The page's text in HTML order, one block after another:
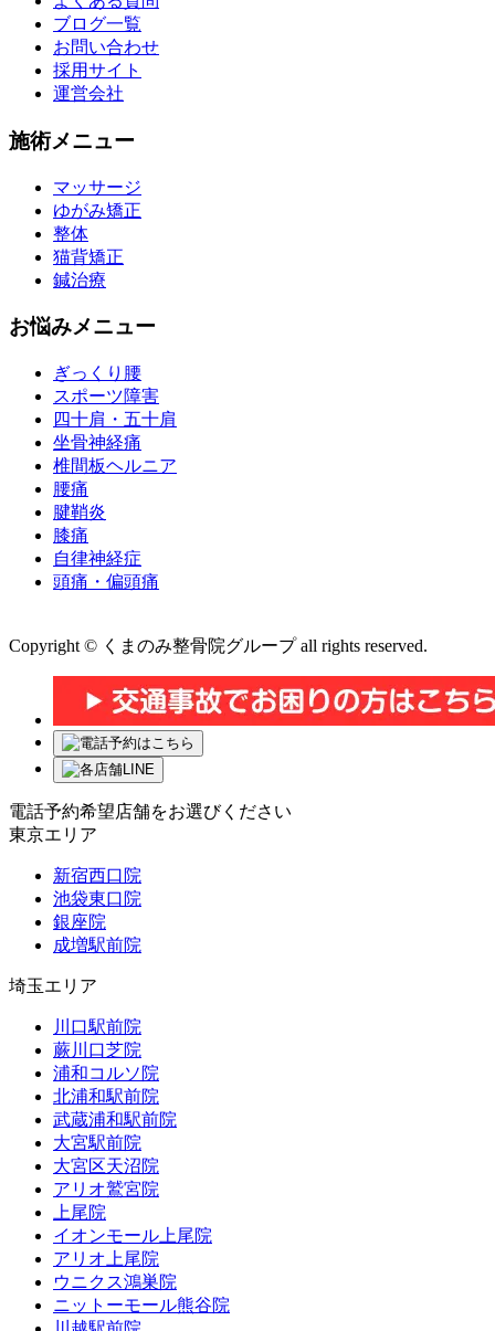
ブログ一覧
お問い合わせ
採用サイト
運営会社
施術メニュー
マッサージ
ゆがみ矯正
整体
猫背矯正
鍼治療
お悩みメニュー
ぎっくり腰
スポーツ障害
四十肩・五十肩
坐骨神経痛
椎間板ヘルニア
腰痛
腱鞘炎
膝痛
自律神経症
頭痛・偏頭痛
Copyright © くまのみ整骨院グループ all rights reserved.
電話予約希望店舗をお選びください
東京エリア
新宿西口院
池袋東口院
銀座院
成増駅前院
埼玉エリア
川口駅前院
蕨川口芝院
浦和コルソ院
北浦和駅前院
武蔵浦和駅前院
大宮駅前院
大宮区天沼院
アリオ鷲宮院
上尾院
イオンモール上尾院
アリオ上尾院
ウニクス鴻巣院
ニットーモール熊谷院